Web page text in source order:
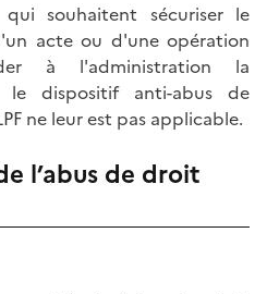
qui souhaitent sécuriser le
acte ou d'une opération
à l'administration la
le dispositif anti-abus de
ne leur est pas applicable.
l’abus de droit